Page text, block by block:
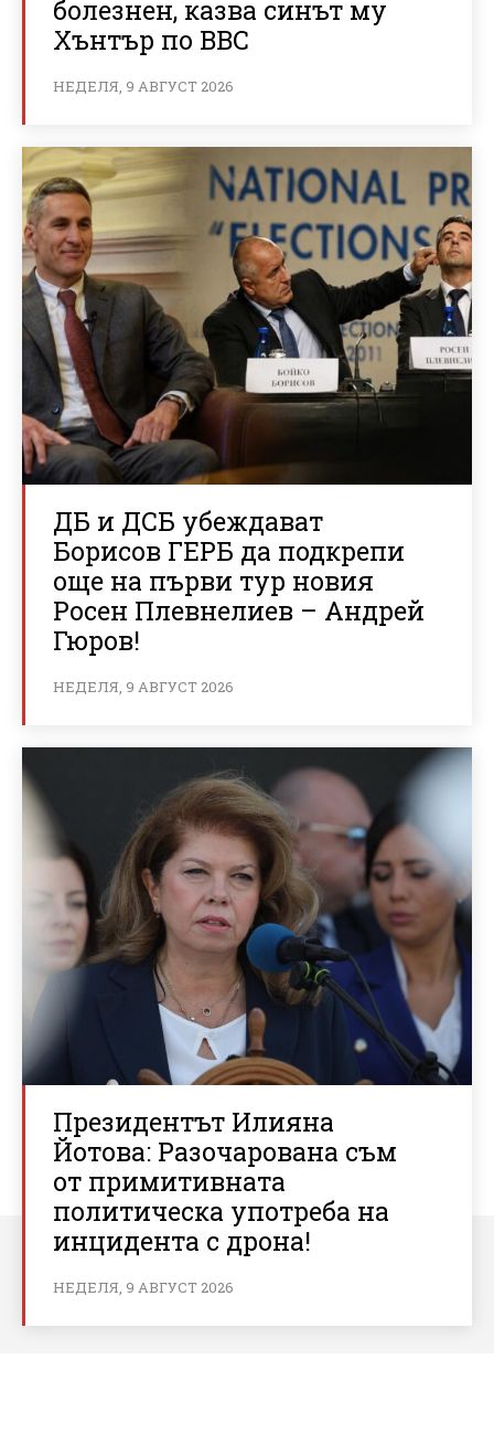
болезнен, казва синът му
Хънтър по BBC
НЕДЕЛЯ, 9 АВГУСТ 2026
ДБ и ДСБ убеждават
Борисов ГЕРБ да подкрепи
още на първи тур новия
Росен Плевнелиев – Андрей
Гюров!
НЕДЕЛЯ, 9 АВГУСТ 2026
Президентът Илияна
Йотова: Разочарована съм
от примитивната
политическа употреба на
инцидента с дрона!
НЕДЕЛЯ, 9 АВГУСТ 2026